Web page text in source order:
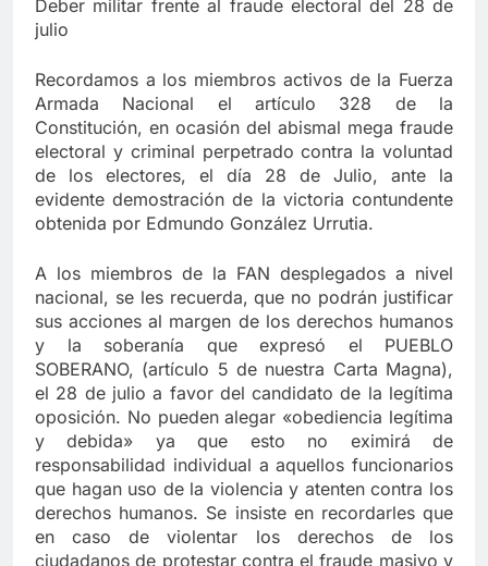
Deber militar frente al fraude electoral del 28 de
julio
Recordamos a los miembros activos de la Fuerza
Armada Nacional el artículo 328 de la
Constitución, en ocasión del abismal mega fraude
electoral y criminal perpetrado contra la voluntad
de los electores, el día 28 de Julio, ante la
evidente demostración de la victoria contundente
obtenida por Edmundo González Urrutia.
A los miembros de la FAN desplegados a nivel
nacional, se les recuerda, que no podrán justificar
sus acciones al margen de los derechos humanos
y la soberanía que expresó el PUEBLO
SOBERANO, (artículo 5 de nuestra Carta Magna),
el 28 de julio a favor del candidato de la legítima
oposición. No pueden alegar «obediencia legítima
y debida» ya que esto no eximirá de
responsabilidad individual a aquellos funcionarios
que hagan uso de la violencia y atenten contra los
derechos humanos. Se insiste en recordarles que
en caso de violentar los derechos de los
ciudadanos de protestar contra el fraude masivo y